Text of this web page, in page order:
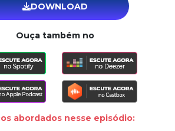
DOWNLOAD
Ouça também no
abordados nesse episódio: